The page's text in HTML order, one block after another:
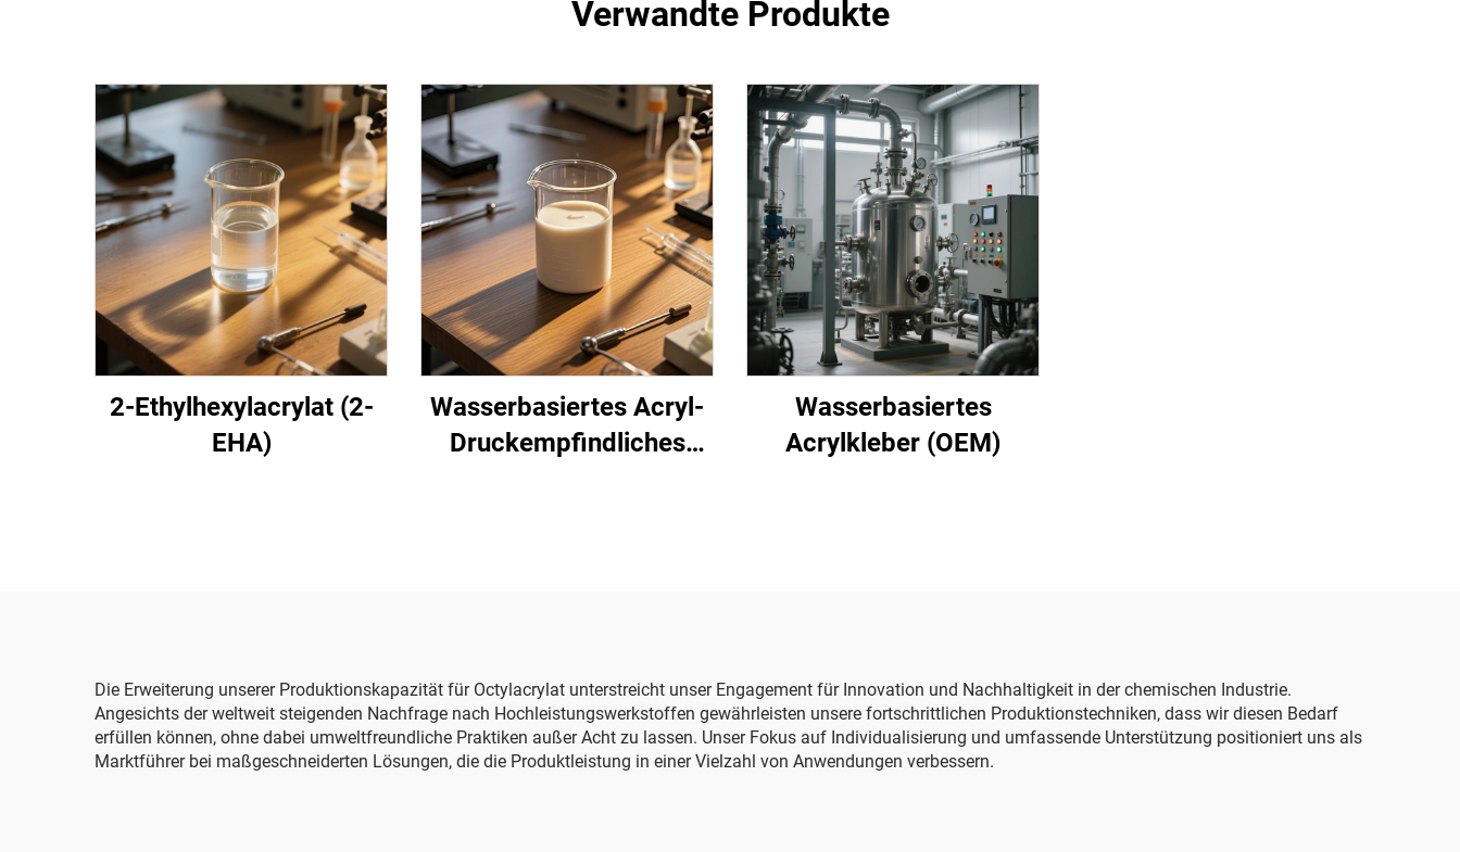
Verwandte Produkte
2-Ethylhexylacrylat (2-
EHA)
Wasserbasiertes Acryl-
Druckempfindliches
Wasserbasiertes
Acrylkleber (OEM)
Die Erweiterung unserer Produktionskapazität für Octylacrylat unterstreicht unser Engagement für Innovation und Nachhaltigkeit in der chemischen Industrie.
Angesichts der weltweit steigenden Nachfrage nach Hochleistungswerkstoffen gewährleisten unsere fortschrittlichen Produktionstechniken, dass wir diesen Bedarf
erfüllen können, ohne dabei umweltfreundliche Praktiken außer Acht zu lassen. Unser Fokus auf Individualisierung und umfassende Unterstützung positioniert uns als
Marktführer bei maßgeschneiderten Lösungen, die die Produktleistung in einer Vielzahl von Anwendungen verbessern.